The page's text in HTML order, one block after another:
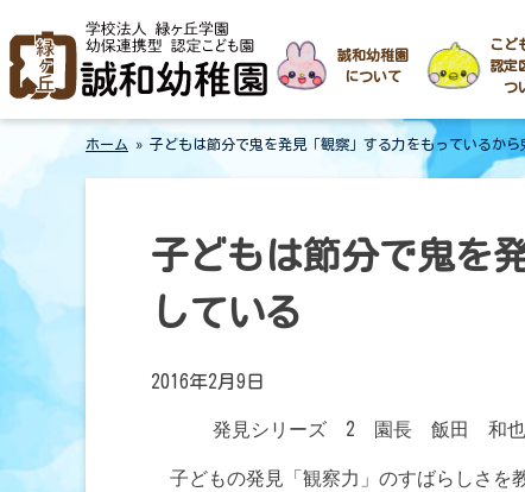
to
content
誠和幼稚園
誠和幼稚園
誠和幼稚園
について
こど
認定
つ
ホーム » 子どもは節分で鬼を発見「観察」する力をもっているか
子どもは節分で鬼を
している
2016年2月9日
発見シリーズ 2 園長 飯田 和也
子どもの発見「観察力」のすばらしさ を